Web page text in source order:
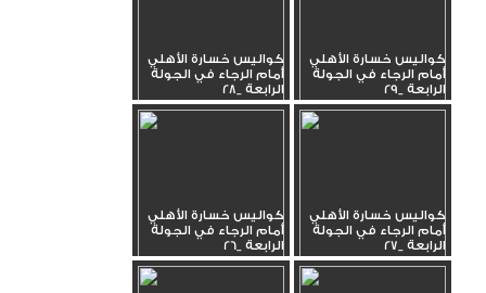
كواليس خسارة الأهلي
أمام الرجاء في الجولة
الرابعة _29
كواليس خسارة الأهلي
أمام الرجاء في الجولة
الرابعة _28
كواليس خسارة الأهلي
أمام الرجاء في الجولة
الرابعة _27
كواليس خسارة الأهلي
أمام الرجاء في الجولة
الرابعة _26